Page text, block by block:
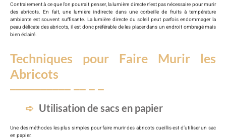
Contrairement à ce que l’on pourrait penser, la lumière directe n’est pas nécessaire pour murir
des abricots. En fait, une lumière indirecte dans une corbeille de fruits à température
ambiante est souvent suffisante. La lumière directe du soleil peut parfois endommager la
peau délicate des abricots, il est donc préférable de les placer dans un endroit ombragé mais
bien éclairé.
Techniques pour Faire Murir les
Abricots
Utilisation de sacs en papier
Une des méthodes les plus simples pour faire murir des abricots cueillis est d’utiliser un sac
en papier.